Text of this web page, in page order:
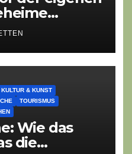
des
KULTUR & KUNST
TOURISMUS
Wie das
die